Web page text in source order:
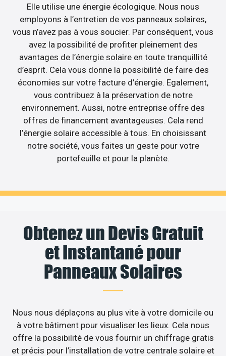
Elle utilise une énergie écologique. Nous nous
employons à l’entretien de vos panneaux solaires,
vous n’avez pas à vous soucier. Par conséquent, vous
avez la possibilité de profiter pleinement des
avantages de l’énergie solaire en toute tranquillité
d’esprit. Cela vous donne la possibilité de faire des
économies sur votre facture d’énergie. Egalement,
vous contribuez à la préservation de notre
environnement. Aussi, notre entreprise offre des
offres de financement avantageuses. Cela rend
l’énergie solaire accessible à tous. En choisissant
notre société, vous faites un geste pour votre
portefeuille et pour la planète.
Obtenez un Devis Gratuit
et Instantané pour
Panneaux Solaires
Nous nous déplaçons au plus vite à votre domicile ou
à votre bâtiment pour visualiser les lieux. Cela nous
offre la possibilité de vous fournir un chiffrage gratis
et précis pour l’installation de votre centrale solaire et